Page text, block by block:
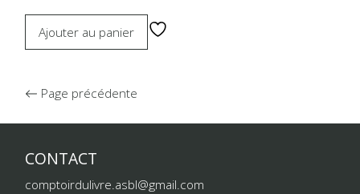
Ajouter au panier
Page précédente
CONTACT
comptoirdulivre.asbl@gmail.com